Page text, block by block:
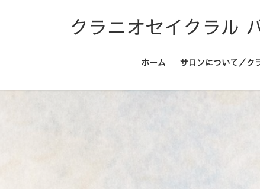
ス
ン
クラニオセイクラル
ホーム サロンについて／ク